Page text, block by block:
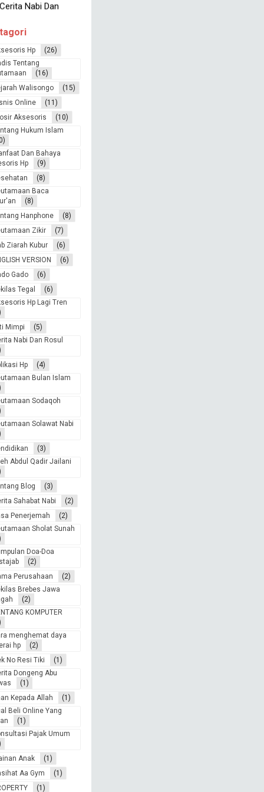
Alqur’an
Yang Unik
Solawat
Beli Online
Grosir
Anak
Sahabat Nabi
Bulan
Aksesoris
Mustajab
No Resi JNE
Hp
(26)
Tentang
(16)
Walisongo
(15)
Online
(11)
Aksesoris
(10)
Hukum Islam
Dan Bahaya
Hp
(9)
(8)
Baca
(8)
Hanphone
(8)
Zikir
(7)
Ziarah Kubur
(6)
VERSION
(6)
Gado
(6)
Tegal
(6)
Hp Lagi Tren
Mimpi
(5)
Nabi Dan Rosul
Hp
(4)
Bulan Islam
Sodaqoh
Solawat Nabi
(3)
Abdul Qadir Jailani
Blog
(3)
Sahabat Nabi
(2)
Penerjemah
(2)
Sholat Sunah
Doa-Doa
(2)
Perusahaan
(2)
Brebes Jawa
(2)
KOMPUTER
menghemat daya
hp
(2)
No Resi Tiki
(1)
Dongeng Abu
(1)
Kepada Allah
(1)
Beli Online Yang
(1)
Pajak Umum
Anak
(1)
Aa Gym
(1)
(1)